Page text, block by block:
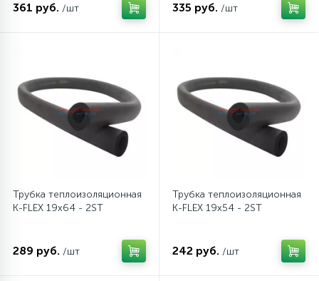
361 руб. /шт 335 руб. /шт
Трубка теплоизоляционная
K-FLEX 19x64 - 2ST
289 руб. /шт
Трубка теплоизоляционная
K-FLEX 19x54 - 2ST
242 руб. /шт